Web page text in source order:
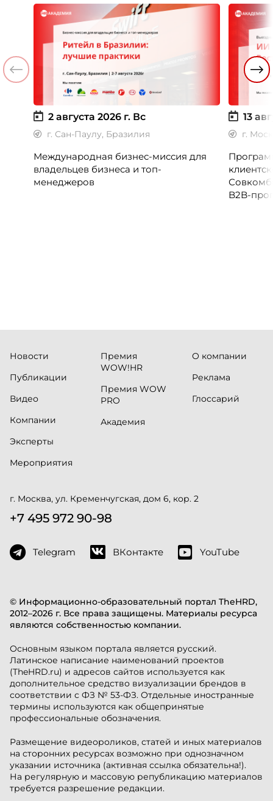
2 августа 2026 г. Вс
г. Сан-Паулу, Бразилия
Международная бизнес-миссия для
владельцев бизнеса и топ-
менеджеров
13
г.
B2B-
© Информационно-образовательный портал TheHRD,
2012–2026 г. Все права защищены. Материалы ресурса
являются собственностью компании.
Основным языком портала является русский.
Латинское написание наименований проектов
(TheHRD.ru) и адресов сайтов используется как
дополнительное средство визуализации брендов в
соответствии с ФЗ № 53-ФЗ. Отдельные иностранные
термины используются как общепринятые
профессиональные обозначения.
Размещение видеороликов, статей и иных материалов
на сторонних ресурсах возможно при однозначном
указании источника (активная ссылка обязательна!).
На регулярную и массовую републикацию материалов
требуется разрешение редакции.
Новости
Публикации
Видео
Компании
Эксперты
Мероприятия
Премия
WOW!HR
Премия WOW
PRO
Академия
О компании
Реклама
Глоссарий
г. Москва, ул. Кременчугская, дом 6, кор. 2
+7 495 972 90-98
Telegram ВКонтакте YouTube